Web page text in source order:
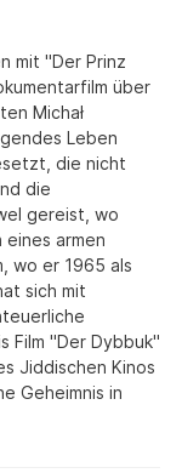
mit "Der Prinz
über
Michał
Leben
die nicht
die
gereist, wo
eines armen
wo er 1965 als
sich mit
Film "Der Dybbuk"
Jiddischen Kinos
Geheimnis in